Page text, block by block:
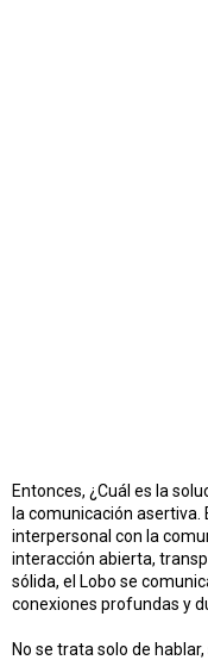
Entonces, ¿Cuál es la
la comunicación
interpersonal con la
interacción abierta,
sólida, el Lobo se
conexiones profundas y
No se trata solo de